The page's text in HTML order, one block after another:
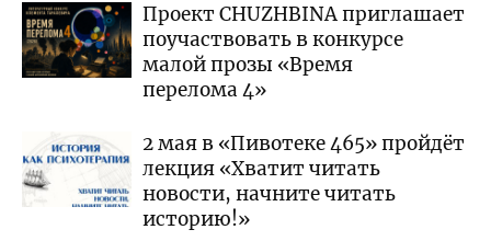
Проект CHUZHBINA приглашает
поучаствовать в конкурсе
малой прозы «Время
перелома 4»
2 мая в «Пивотеке 465» пройдёт
лекция «Хватит читать
новости, начните читать
историю!»